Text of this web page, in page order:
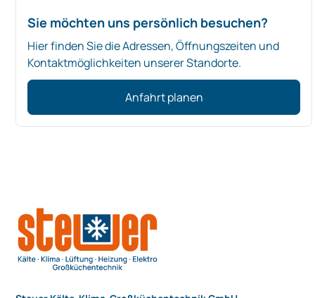
Sie möchten uns persönlich besuchen?
Hier finden Sie die Adressen, Öffnungszeiten und
Kontaktmöglichkeiten unserer Standorte.
Anfahrt planen